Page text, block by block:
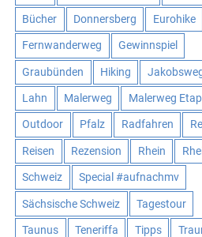
Bücher Donnersberg Eurohike
Fernwanderweg Gewinnspiel
Graubünden Hiking
Lahn Malerweg Malerweg
Outdoor Pfalz Radfahren
Reisen Rezension Rhein
Schweiz Special #aufnachmv
Sächsische Schweiz Tagestour
Taunus Teneriffa Tipps